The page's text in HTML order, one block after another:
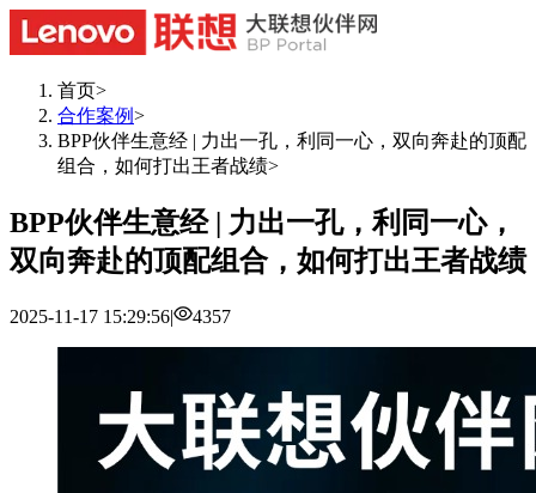
首页>
合作案例>
BPP伙伴生意经 | 力出一孔，利同一心，双向奔赴的顶配
组合，如何打出王者战绩>
BPP伙伴生意经 | 力出一孔，利同一心，
双向奔赴的顶配组合，如何打出王者战绩
2025-11-17 15:29:56| 4357